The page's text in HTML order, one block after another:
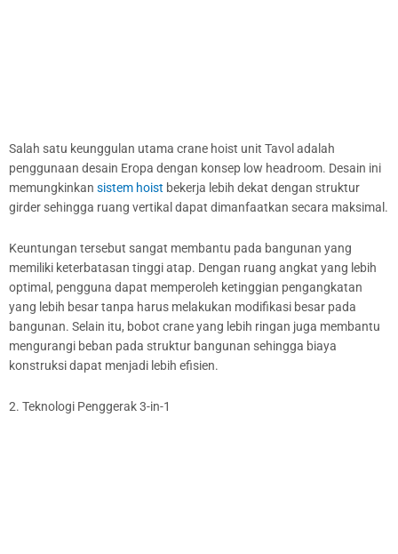
Salah satu keunggulan utama crane hoist unit Tavol adalah
penggunaan desain Eropa dengan konsep low headroom. Desain ini
memungkinkan sistem hoist bekerja lebih dekat dengan struktur
girder sehingga ruang vertikal dapat dimanfaatkan secara maksimal.
Keuntungan tersebut sangat membantu pada bangunan yang
memiliki keterbatasan tinggi atap. Dengan ruang angkat yang lebih
optimal, pengguna dapat memperoleh ketinggian pengangkatan
yang lebih besar tanpa harus melakukan modifikasi besar pada
bangunan. Selain itu, bobot crane yang lebih ringan juga membantu
mengurangi beban pada struktur bangunan sehingga biaya
konstruksi dapat menjadi lebih efisien.
2. Teknologi Penggerak 3-in-1